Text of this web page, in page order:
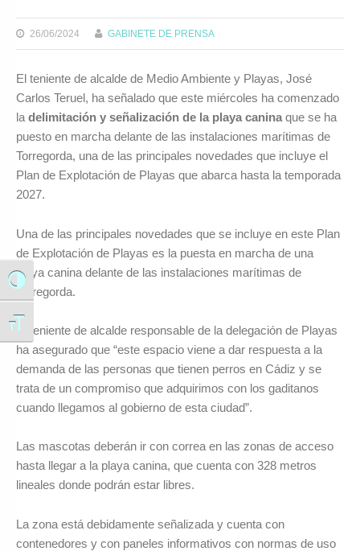
Alternar alto contraste
Alternar tamaño de letra
26/06/2024 GABINETE DE PRENSA
El teniente de alcalde de Medio Ambiente y Playas, José
Carlos Teruel, ha señalado que este miércoles ha comenzado
la delimitación y señalización de la playa canina que se ha
puesto en marcha delante de las instalaciones marítimas de
Torregorda, una de las principales novedades que incluye el
Plan de Explotación de Playas que abarca hasta la temporada
2027.
Una de las principales novedades que se incluye en este Plan
de Explotación de Playas es la puesta en marcha de una
playa canina delante de las instalaciones marítimas de
Torregorda.
El teniente de alcalde responsable de la delegación de Playas
ha asegurado que “este espacio viene a dar respuesta a la
demanda de las personas que tienen perros en Cádiz y se
trata de un compromiso que adquirimos con los gaditanos
cuando llegamos al gobierno de esta ciudad”.
Las mascotas deberán ir con correa en las zonas de acceso
hasta llegar a la playa canina, que cuenta con 328 metros
lineales donde podrán estar libres.
La zona está debidamente señalizada y cuenta con
contenedores y con paneles informativos con normas de uso